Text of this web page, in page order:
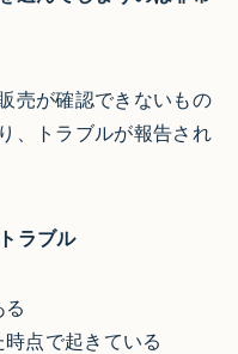
売が確認できないもの
、トラブルが報告され
ラブル
点で起きている